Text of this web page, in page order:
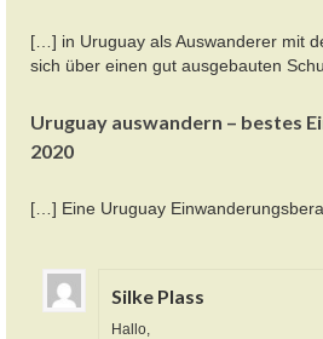
[…] in Uruguay als Auswanderer mit
sich über einen gut ausgebauten
Uruguay auswandern – bestes
2020
[…] Eine Uruguay
Silke Plass
Hallo,